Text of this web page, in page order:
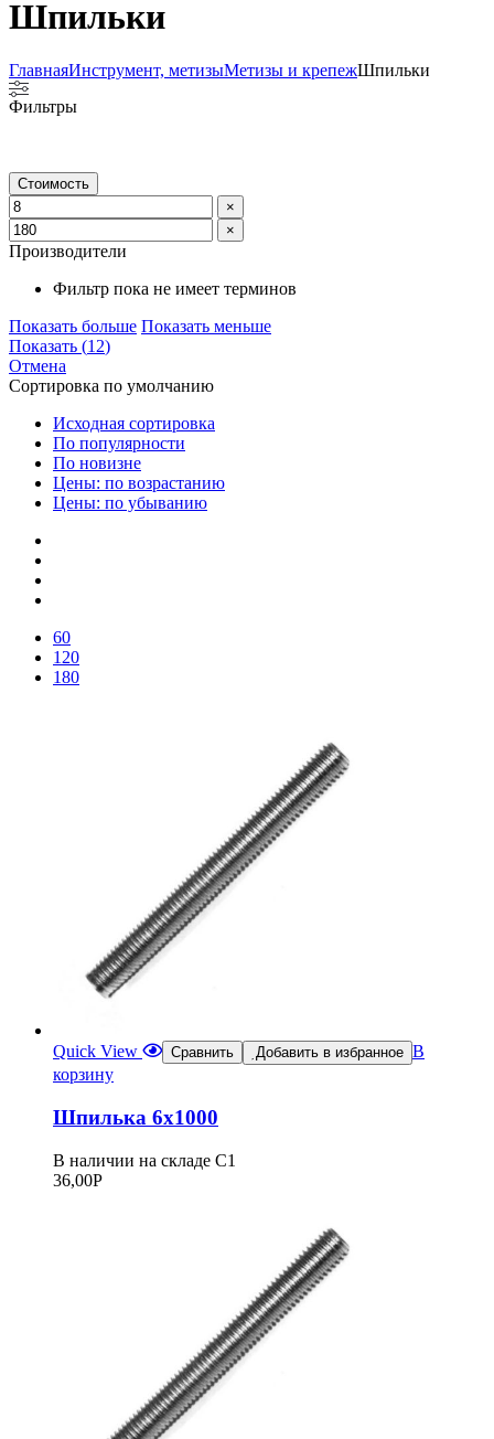
Шпильки
ГлавнаяИнструмент, метизыМетизы и крепежШпильки
Фильтры
Стоимость
×
×
Производители
Фильтр пока не имеет терминов
Показать больше Показать меньше
Показать (12)
Отмена
Сортировка по умолчанию
Исходная сортировка
По популярности
По новизне
Цены: по возрастанию
Цены: по убыванию
60
120
180
Quick View Сравнить Добавить в избранное В
корзину
Шпилька 6х1000
В наличии на складе С1
36,00Р